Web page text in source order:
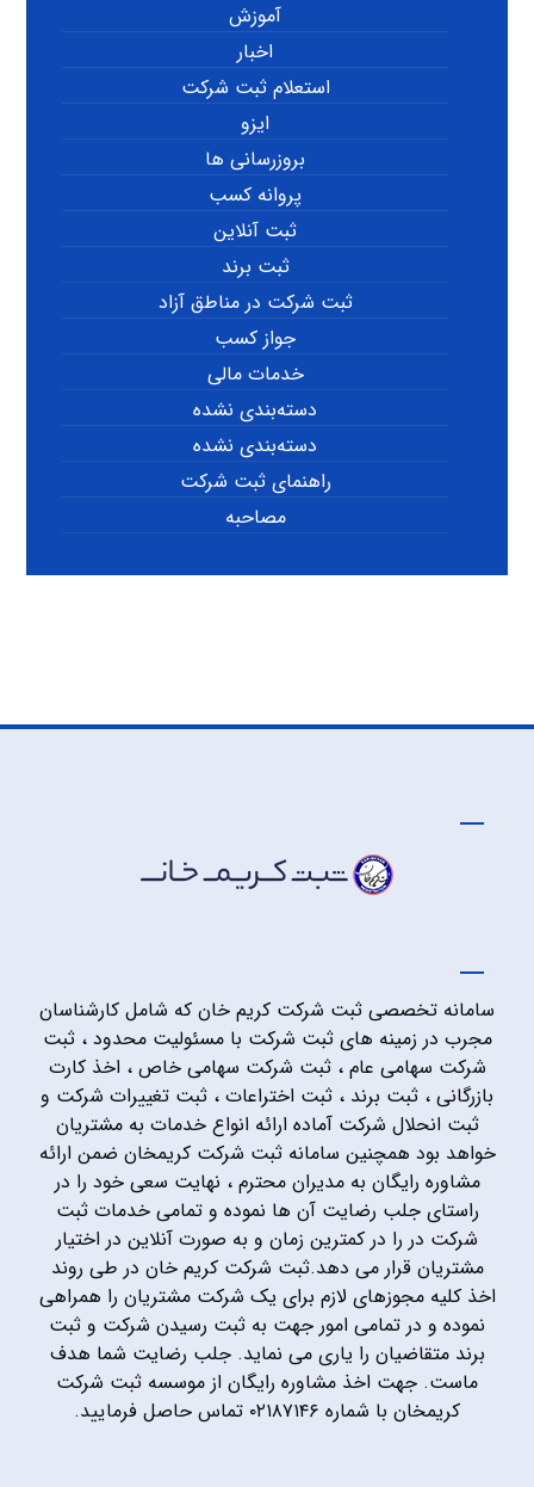
آموزش
اخبار
استعلام ثبت شرکت
ایزو
بروزرسانی ها
پروانه کسب
ثبت آنلاین
ثبت برند
ثبت شرکت در مناطق آزاد
جواز کسب
خدمات مالی
دسته‌بندی نشده
دسته‌بندی نشده
راهنمای ثبت شرکت
مصاحبه
سامانه تخصصی ثبت شرکت کریم خان که شامل کارشناسان
مجرب در زمینه های ثبت شرکت با مسئولیت محدود ، ثبت
شرکت سهامی عام ، ثبت شرکت سهامی خاص ، اخذ کارت
بازرگانی ، ثبت برند ، ثبت اختراعات ، ثبت تغییرات شرکت و
ثبت انحلال شرکت آماده ارائه انواع خدمات به مشتریان
خواهد بود همچنین سامانه ثبت شرکت کریمخان ضمن ارائه
مشاوره رایگان به مدیران محترم ، نهایت سعی خود را در
راستای جلب رضایت آن ها نموده و تمامی خدمات ثبت
شرکت در را در کمترین زمان و به صورت آنلاین در اختیار
مشتریان قرار می دهد.ثبت شرکت کریم خان در طی روند
اخذ کلیه مجوزهای لازم برای یک شرکت مشتریان را همراهی
نموده و در تمامی امور جهت به ثبت رسیدن شرکت و ثبت
برند متقاضیان را یاری می نماید. جلب رضایت شما هدف
ماست. جهت اخذ مشاوره رایگان از موسسه ثبت شرکت
کریمخان با شماره ۰۲۱۸۷۱۴۶ تماس حاصل فرمایید.